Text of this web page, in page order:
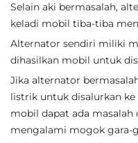
Selain aki bermasalah,
keladi mobil tiba-tiba
Alternator sendiri miliki
dihasilkan mobil untuk
Jika alternator
listrik untuk disalurkan
mobil dapat ada
mengalami mogok gara-